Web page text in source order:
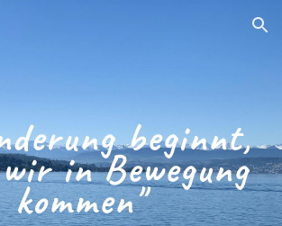
Skip to navigation
beginnt,
in Bewegung
kommen"